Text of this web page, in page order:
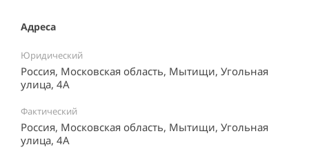
Адреса
Юридический
Россия, Московская область, Мытищи, Угольная
улица, 4А
Фактический
Россия, Московская область, Мытищи, Угольная
улица, 4А